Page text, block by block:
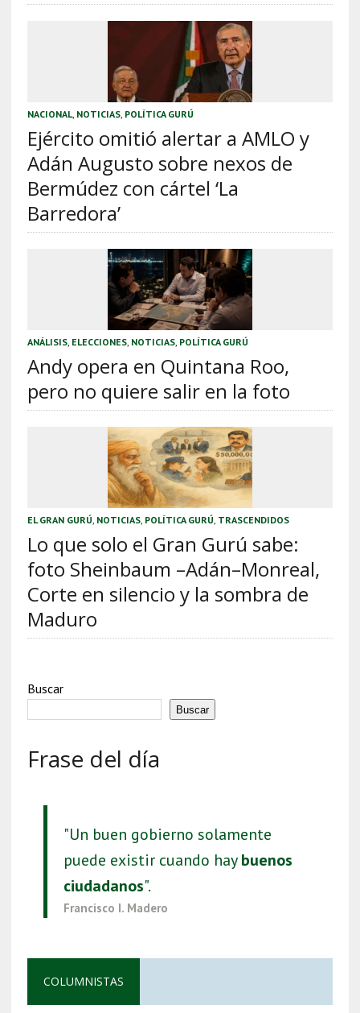
NACIONAL, NOTICIAS, POLÍTICA GURÚ
Ejército omitió alertar a AMLO y
Adán Augusto sobre nexos de
Bermúdez con cártel ‘La
Barredora’
ANÁLISIS, ELECCIONES, NOTICIAS, POLÍTICA GURÚ
Andy opera en Quintana Roo,
pero no quiere salir en la foto
EL GRAN GURÚ, NOTICIAS, POLÍTICA GURÚ, TRASCENDIDOS
Lo que solo el Gran Gurú sabe:
foto Sheinbaum –Adán–Monreal,
Corte en silencio y la sombra de
Maduro
Buscar
Buscar
Frase del día
"Un buen gobierno solamente
puede existir cuando haybuenos
ciudadanos".
Francisco I. Madero
COLUMNISTAS